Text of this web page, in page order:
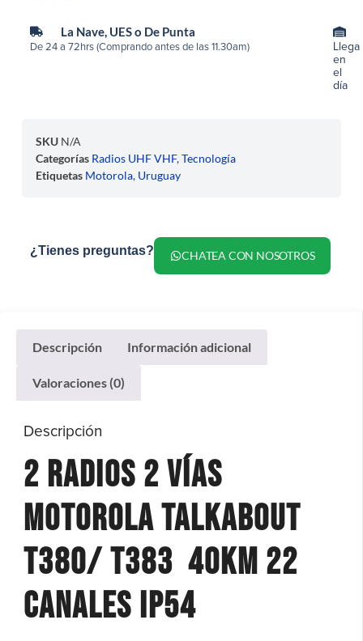
La Nave, UES o De Punta
De 24 a 72hrs (Comprando antes de las 11.30am)
Llega
en
el
día
SKU N/A
Categorías Radios UHF VHF,Tecnología
Etiquetas Motorola, Uruguay
¿Tienes preguntas? CHATEA CON NOSOTROS
Descripción Información adicional
Valoraciones (0)
Descripción
2 Radios 2 Vías
Motorola Talkabout
T380/ T383 40km 22
Canales Ip54